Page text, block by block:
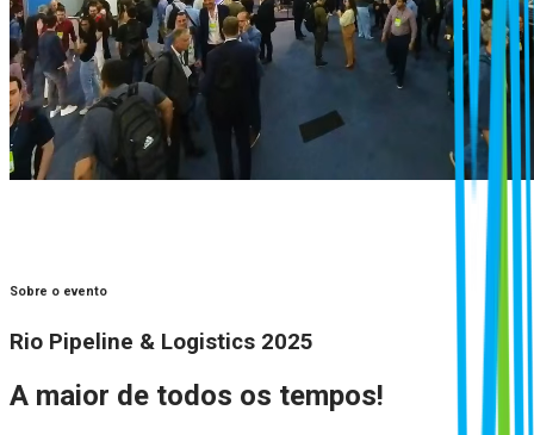
Sobre o evento
Rio Pipeline & Logistics 2025
A maior de todos os tempos!